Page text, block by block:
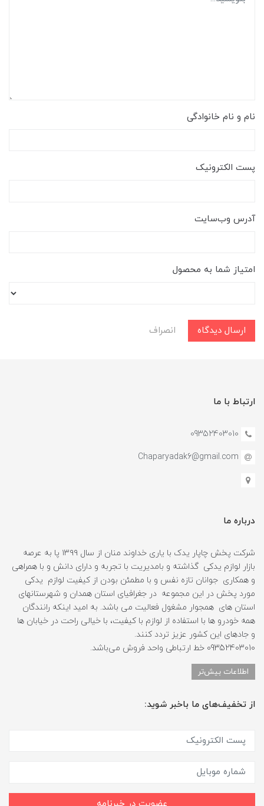
نام و نام خانوادگی
پست الکترونیک
آدرس وب‌سایت
امتیاز شما به محصول
ارسال دیدگاه انصراف
ارتباط با ما
09352403010
Chaparyadak6@gmail.com
درباره ما
شرکت پخش چاپار یدک با یاری خداوند منان از سال ۱۳۹۹ پا به عرصه
بازار لوازم یدکی گذاشته و بامدیریت با تجربه و دارای دانش و با همراهی
و همکاری جوانان تازه نفس و با مطمئن بودن از کیفیت لوازم یدکی
مورد پخش در این مجموعه در جغرافیای استان همدان و شهرستانهای
استان های همجوار مشغول فعالیت می باشد. به امید اینکه رانندگان
همه خودرو ها با استفاده از لوازم با کیفیت، با خیالی راحت در خیابان ها
و جادهای این کشور عزیز تردد کنند.
09352403010 خط ارتباطی واحد فروش می‌باشد.
اطلاعات بیش‌تر
از تخفیف‌های ما باخبر شوید: